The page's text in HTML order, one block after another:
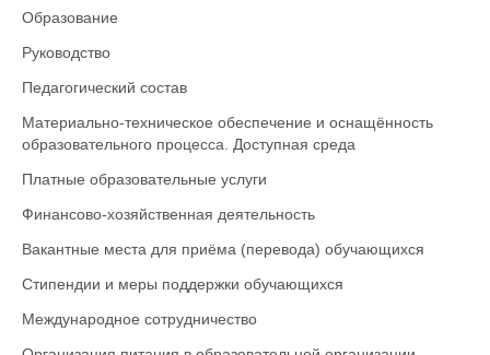
Образование
Руководство
Педагогический состав
Материально-техническое обеспечение и оснащённость
образовательного процесса. Доступная среда
Платные образовательные услуги
Финансово-хозяйственная деятельность
Вакантные места для приёма (перевода) обучающихся
Стипендии и меры поддержки обучающихся
Международное сотрудничество